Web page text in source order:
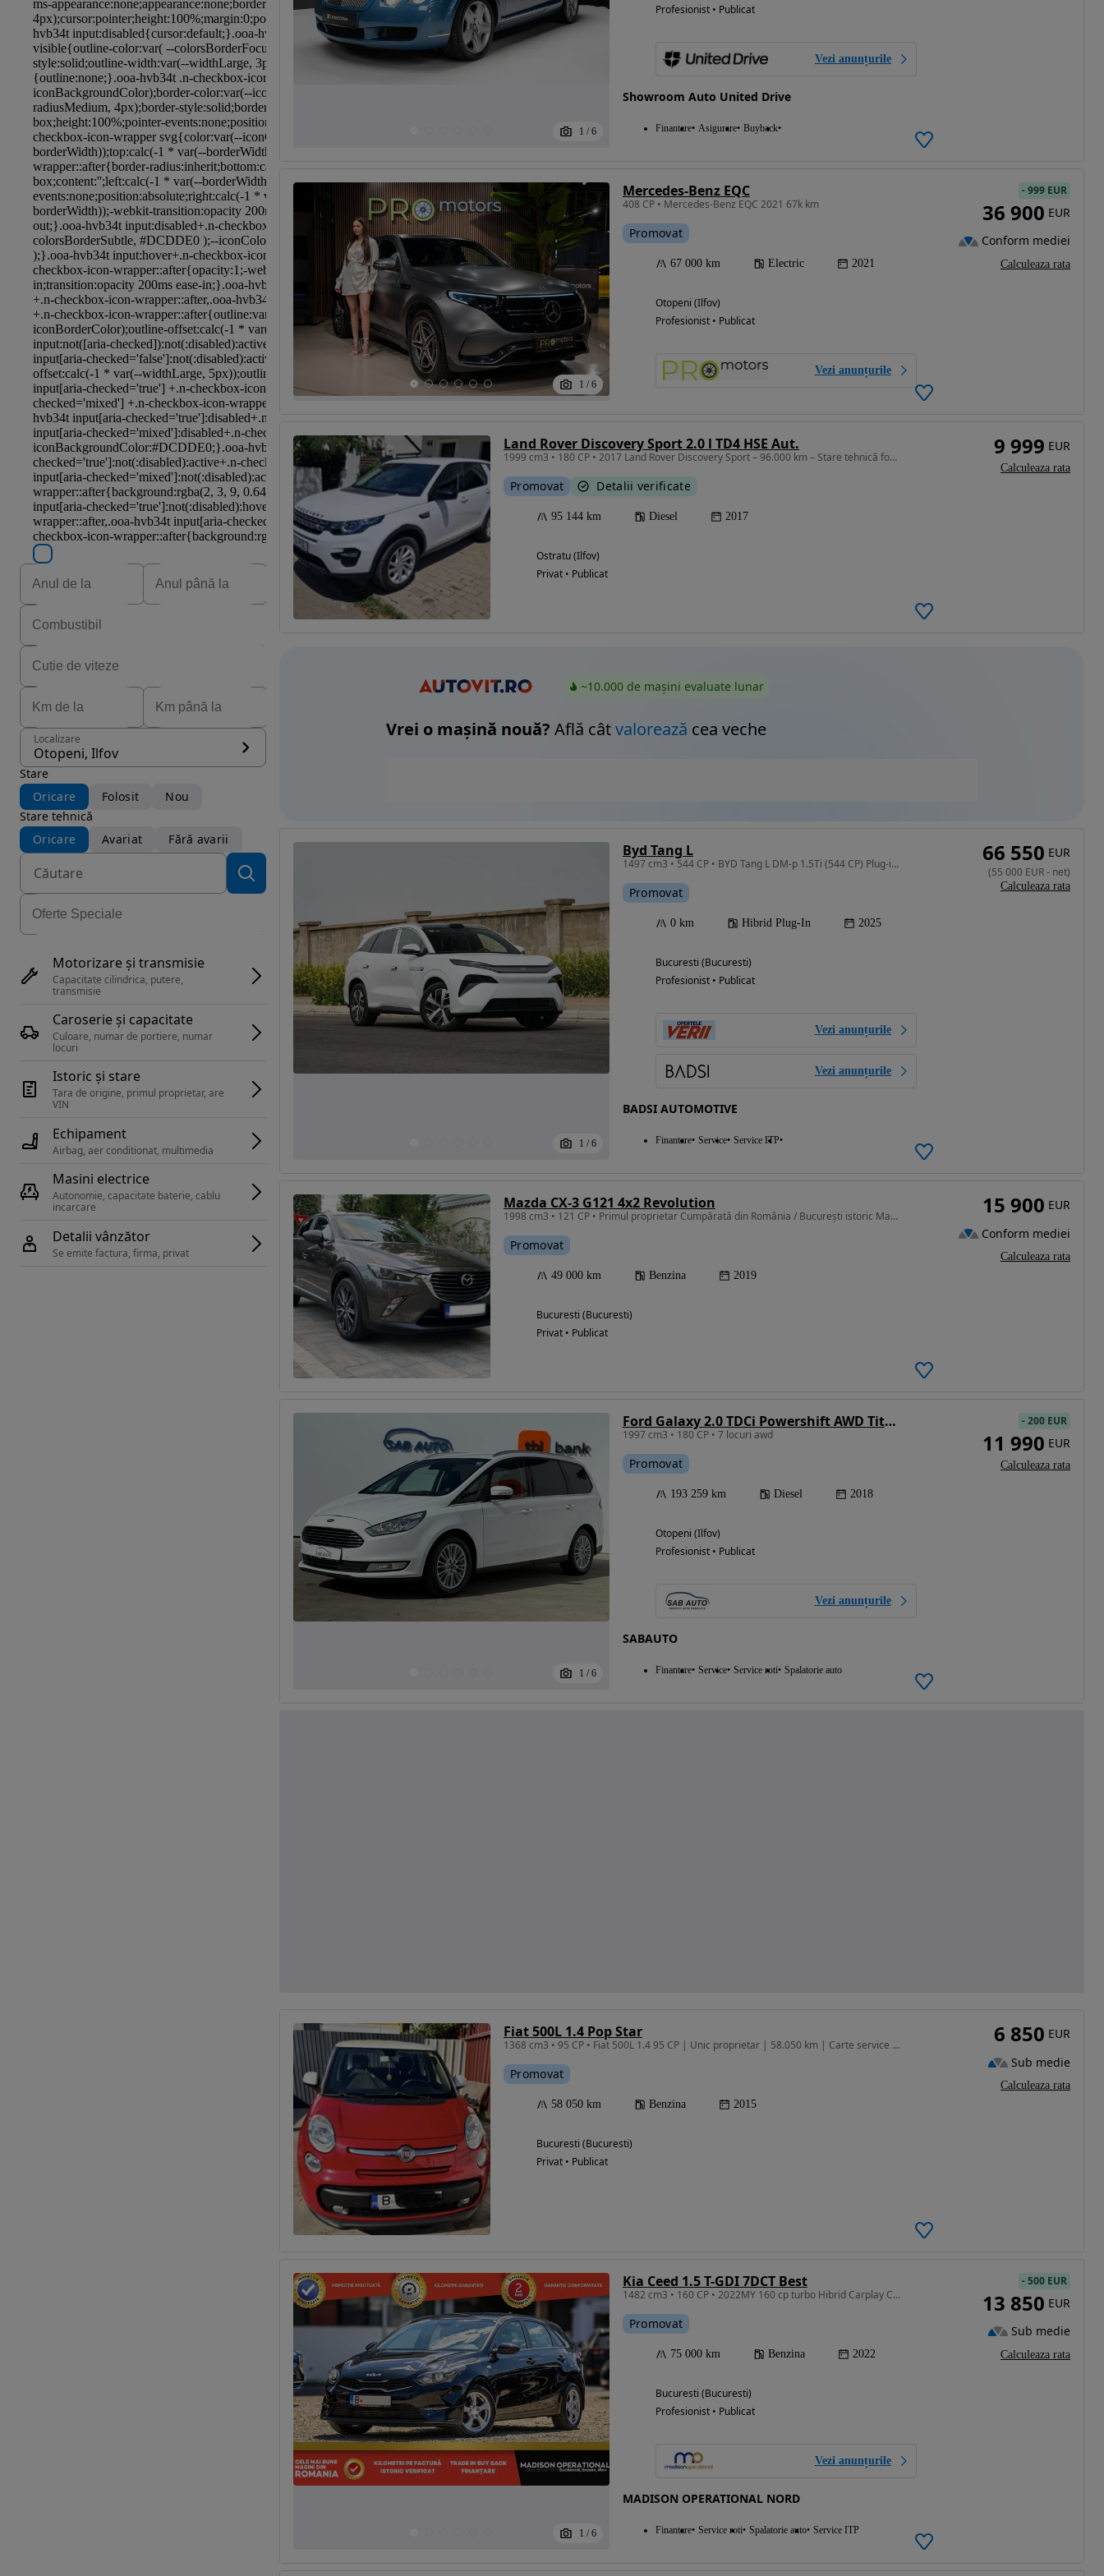
Eligibil pentru
finantare
Localizare
Otopeni, Ilfov
Stare
Oricare
Folosit
Nou
Stare tehnică
Oricare
Avariat Fără avarii
Motorizare și transmisie
Capacitate cilindrica, putere,
transmisie
Caroserie și capacitate
Culoare, numar de portiere, numar
locuri
Istoric și stare
Tara de origine, primul proprietar, are
Echipament
Airbag, aer conditionat, multimedia
Masini electrice
Autonomie, capacitate baterie, cablu
Detalii vânzător
Se emite factura, firma, privat
1 / 6
Profesionist • Publicat
Vezi anunțurile
Showroom Auto United Drive
Finantare Asigurare Buyback
1 / 6
Mercedes-Benz EQC
408 CP • Mercedes-Benz EQC 2021 67k km
Promovat
67 000 km Electric 2021
Otopeni (Ilfov)
Profesionist • Publicat
Vezi anunțurile
-999 EUR
36 900 EUR
Conform mediei
Calculeaza rata
Land Rover Discovery Sport 2.0 l TD4 HSE Aut.
1999 cm3 • 180 CP • 2017 Land Rover Discovery Sport – 96.000 km – Stare tehnică foarte bun
Promovat Detalii verificate
95 144 km Diesel 2017
Ostratu (Ilfov)
Privat • Publicat
9 999 EUR
Calculeaza rata
~10.000 de mașini evaluate lunar
Vrei o mașină nouă? Află câtvalorează cea veche
1 / 6
Byd Tang L
1497 cm3 • 544 CP • BYD Tang L DM-p 1.5Ti (544 CP) Plug-in Hybrid 4WD E-CVT
Promovat
0 km Hibrid Plug-In 2025
Bucuresti (Bucuresti)
Profesionist • Publicat
Vezi anunțurile
Vezi anunțurile
BADSI AUTOMOTIVE
Finantare Service Service ITP
66 550 EUR
(55 000 EUR- net)
Calculeaza rata
Mazda CX-3 G121 4x2 Revolution
1998 cm3 • 121 CP • Primul proprietar Cumpărată din România / București istoric Mazda
Promovat
49 000 km Benzina 2019
Bucuresti (Bucuresti)
Privat • Publicat
15 900 EUR
Conform mediei
Calculeaza rata
1 / 6
Ford Galaxy 2.0 TDCi Powershift AWD Titanium
1997 cm3 • 180 CP • 7 locuri awd
Promovat
193 259 km Diesel 2018
Otopeni (Ilfov)
Profesionist • Publicat
Vezi anunțurile
SABAUTO
Finantare Service Service roti Spalatorie auto
-200 EUR
11 990 EUR
Calculeaza rata
Fiat 500L 1.4 Pop Star
1368 cm3 • 95 CP • Fiat 500L 1.4 95 CP | Unic proprietar | 58.050 km | Carte service | Di
Promovat
58 050 km Benzina 2015
Bucuresti (Bucuresti)
Privat • Publicat
6 850 EUR
Sub medie
Calculeaza rata
1 / 6
Kia Ceed 1.5 T-GDI 7DCT Best
1482 cm3 • 160 CP • 2022MY 160 cp turbo Hibrid Carplay Camera
Promovat
75 000 km Benzina 2022
Bucuresti (Bucuresti)
Profesionist • Publicat
Vezi anunțurile
MADISON OPERATIONAL NORD
Finantare Service roti Spalatorie auto Service ITP
-500 EUR
13 850 EUR
Sub medie
Calculeaza rata